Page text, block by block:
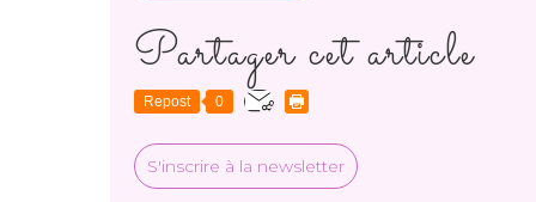
Partager cet article
Repost 0
S'inscrire à la newsletter